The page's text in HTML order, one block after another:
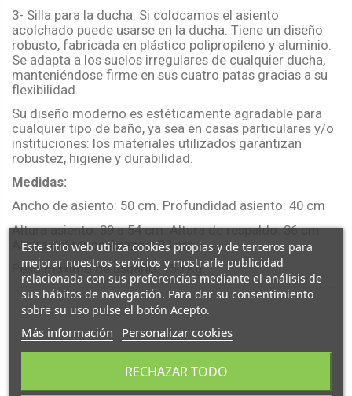
3- Silla para la ducha. Si colocamos el asiento
acolchado puede usarse en la ducha. Tiene un diseño
robusto, fabricada en plástico polipropileno y aluminio.
Se adapta a los suelos irregulares de cualquier ducha,
manteniéndose firme en sus cuatro patas gracias a su
flexibilidad.
Su diseño moderno es estéticamente agradable para
cualquier tipo de baño, ya sea en casas particulares y/o
instituciones: los materiales utilizados garantizan
robustez, higiene y durabilidad.
Medidas:
Ancho de asiento: 50 cm. Profundidad asiento: 40 cm
Altura asiento: 39 a 54 cm. Altura de respaldo: 36 cm.
Altura del reposabrazos: 23 cm
Peso máximo de usuario: 150 Kg.
Este sitio web utiliza cookies propias y de terceros para
mejorar nuestros servicios y mostrarle publicidad
relacionada con sus preferencias mediante el análisis de
sus hábitos de navegación. Para dar su consentimiento
sobre su uso pulse el botón Acepto.
Más información Personalizar cookies
RECHAZAR TODO